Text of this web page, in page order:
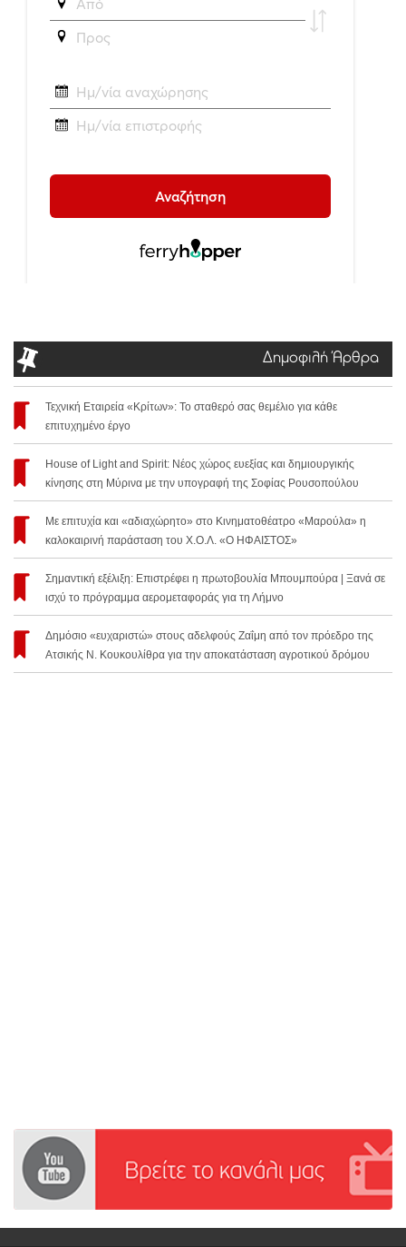
Δημοφιλή Άρθρα
Τεχνική Εταιρεία «Κρίτων»: Το σταθερό σας θεμέλιο για κάθε
επιτυχημένο έργο
House of Light and Spirit: Νέος χώρος ευεξίας και δημιουργικής
κίνησης στη Μύρινα με την υπογραφή της Σοφίας Ρουσοπούλου
Με επιτυχία και «αδιαχώρητο» στο Κινηματοθέατρο «Μαρούλα» η
καλοκαιρινή παράσταση του Χ.Ο.Λ. «Ο ΗΦΑΙΣΤΟΣ»
Σημαντική εξέλιξη: Επιστρέφει η πρωτοβουλία Μπουμπούρα | Ξανά σε
ισχύ το πρόγραμμα αερομεταφοράς για τη Λήμνο
Δημόσιο «ευχαριστώ» στους αδελφούς Ζαΐμη από τον πρόεδρο της
Ατσικής Ν. Κουκουλίθρα για την αποκατάσταση αγροτικού δρόμου